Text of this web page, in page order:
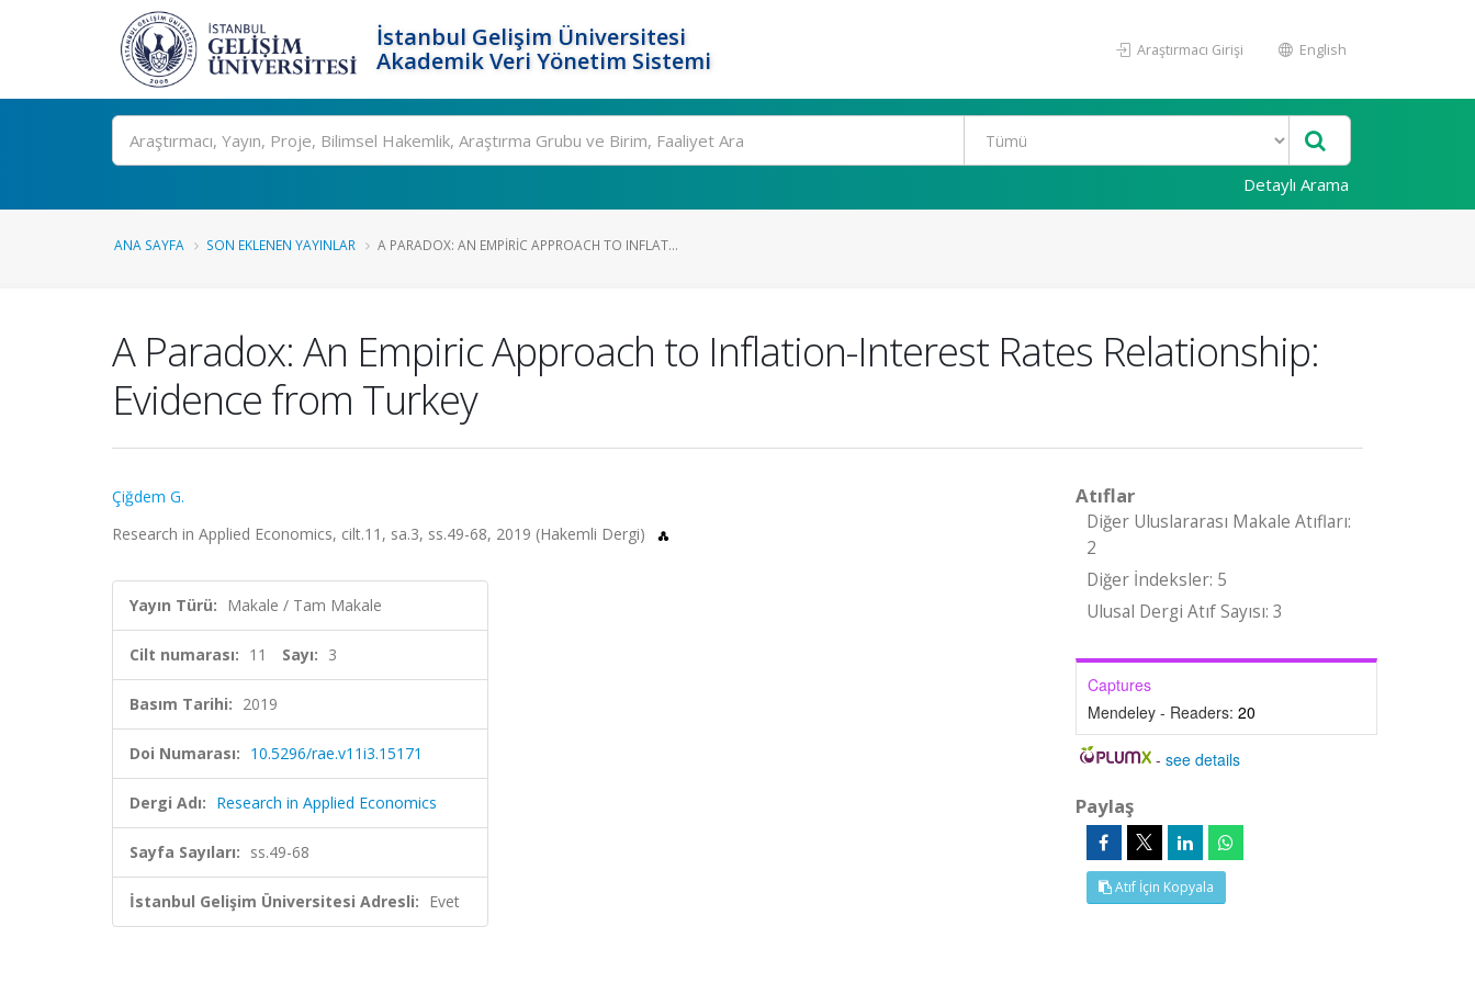
İstanbul Gelişim Üniversitesi
Akademik Veri Yönetim Sistemi
Araştırmacı Girişi English
Ara
Detaylı Arama
ANA SAYFA SON EKLENEN YAYINLAR A PARADOX: AN EMPIRIC APPROACH TO INFLAT...
A Paradox: An Empiric Approach to Inflation-Interest Rates Relationship:
Evidence from Turkey
Çiğdem G.
Research in Applied Economics, cilt.11, sa.3, ss.49-68, 2019 (Hakemli Dergi)
Yayın Türü: Makale / Tam Makale
Cilt numarası: 11 Sayı: 3
Basım Tarihi: 2019
Doi Numarası: 10.5296/rae.v11i3.15171
Dergi Adı: Research in Applied Economics
Sayfa Sayıları: ss.49-68
İstanbul Gelişim Üniversitesi Adresli: Evet
Atıflar
Diğer Uluslararası Makale Atıfları:
2
Diğer İndeksler: 5
Ulusal Dergi Atıf Sayısı: 3
Captures
Mendeley - Readers: 20
-see details
Paylaş
Atıf İçin Kopyala